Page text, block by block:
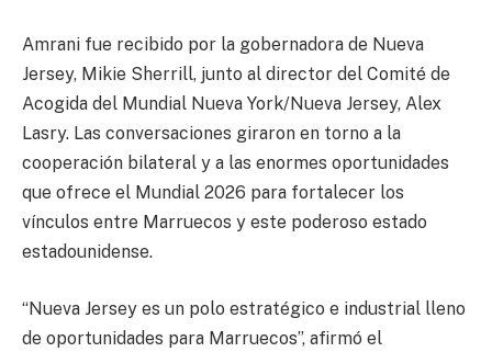
Amrani fue recibido por la gobernadora de Nueva
Jersey, Mikie Sherrill, junto al director del Comité de
Acogida del Mundial Nueva York/Nueva Jersey, Alex
Lasry. Las conversaciones giraron en torno a la
cooperación bilateral y a las enormes oportunidades
que ofrece el Mundial 2026 para fortalecer los
vínculos entre Marruecos y este poderoso estado
estadounidense.
“Nueva Jersey es un polo estratégico e industrial lleno
de oportunidades para Marruecos”, afirmó el